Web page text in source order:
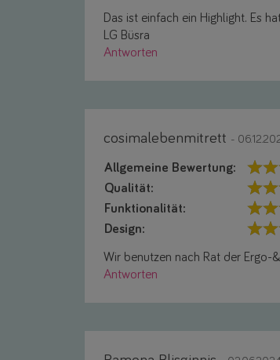
Das ist einfach ein Highlight. Es
LG Büsra
Antworten
cosimalebenmitrett -
Allgemeine Bewertung:
Qualität:
Funktionalität:
Design:
Wir benutzen nach Rat der Ergo-
Antworten